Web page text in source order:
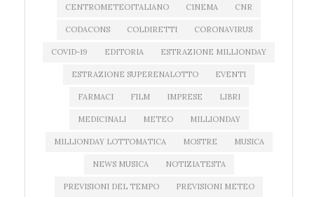
CENTROMETEOITALIANO CINEMA CNR
CODACONS COLDIRETTI CORONAVIRUS
COVID-19 EDITORIA ESTRAZIONE MILLIONDAY
ESTRAZIONE SUPERENALOTTO EVENTI
FARMACI FILM IMPRESE LIBRI
MEDICINALI METEO MILLIONDAY
MILLIONDAY LOTTOMATICA MOSTRE MUSICA
NEWS MUSICA NOTIZIATESTA
PREVISIONI DEL TEMPO PREVISIONI METEO